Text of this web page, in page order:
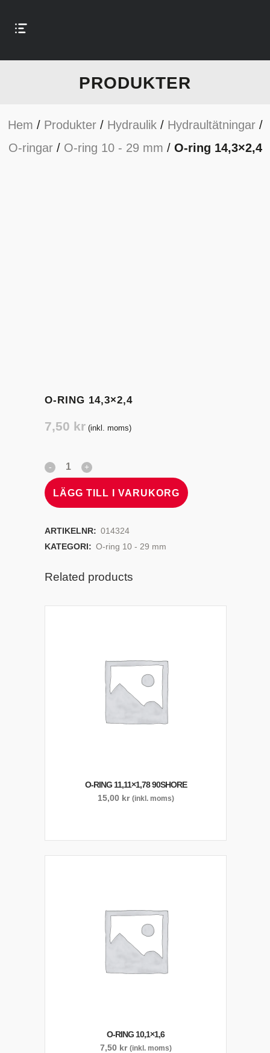
PRODUKTER
Hem / Produkter/ Hydraulik/ Hydraultätningar/
O-ringar/ O-ring 10 - 29 mm / O-ring 14,3×2,4
O-RING 14,3×2,4
7,50 kr (inkl. moms)
LÄGG TILL I VARUKORG
ARTIKELNR: 014324
KATEGORI: O-ring 10 - 29 mm
Related products
O-RING 11,11×1,78 90SHORE
15,00 kr (inkl. moms)
O-RING 10,1×1,6
7,50 kr (inkl. moms)